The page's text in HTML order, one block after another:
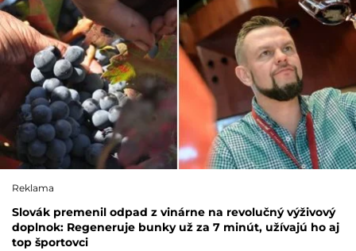
Reklama
Slovák premenil odpad z vinárne na revolučný výživový
doplnok: Regeneruje bunky už za 7 minút, užívajú ho aj
top športovci